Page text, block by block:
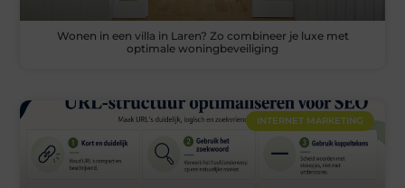
Wonen in een villa in Laren? Zo combineer je luxe met
optimale woningbeveiliging
INTERNET MARKETING